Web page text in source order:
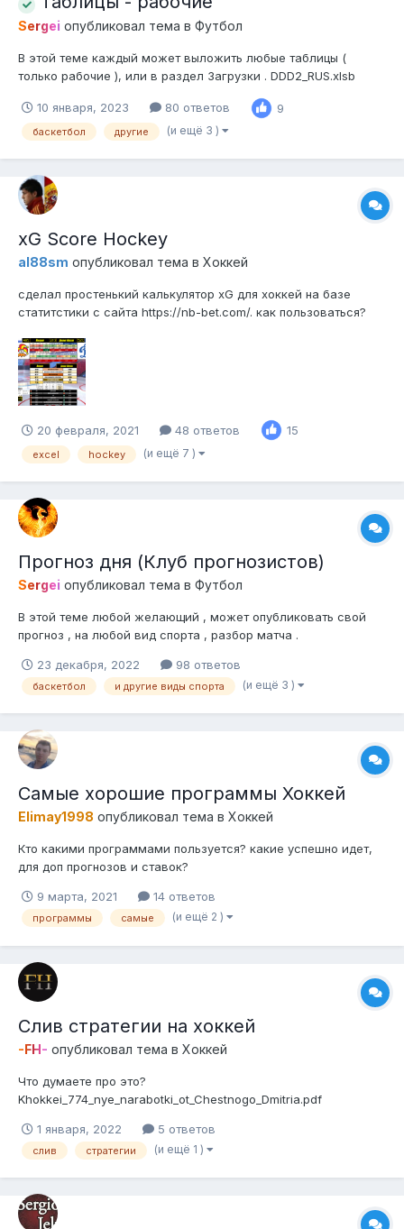
Sergei опубликовал тема в Футбол
В этой теме каждый может выложить любые таблицы (
только рабочие ), или в раздел Загрузки . DDD2_RUS.xlsb
10 января, 2023 80 ответов 9
баскетбол другие (и ещё 3 )
xG Score Hockey
al88sm опубликовал тема в Хоккей
сделал простенький калькулятор xG для хоккей на базе
статитстики с сайта https://nb-bet.com/. как пользоваться?
турнир, в турнире выбираем вкладку "Сводная" и копируем
ее всю от названия до нижнего правого значения, и
нажимаем в таблице кн...
20 февраля, 2021 48 ответов 15
excel hockey (и ещё 7 )
Прогноз дня (Клуб прогнозистов)
Sergei опубликовал тема в Футбол
В этой теме любой желающий , может опубликовать свой
прогноз , на любой вид спорта , разбор матча .
23 декабря, 2022 98 ответов
баскетбол и другие виды спорта (и ещё 3 )
Самые хорошие программы Хоккей
Elimay1998 опубликовал тема в Хоккей
Кто какими программами пользуется? какие успешно идет,
для доп прогнозов и ставок?
9 марта, 2021 14 ответов
программы самые (и ещё 2 )
Слив стратегии на хоккей
-FH- опубликовал тема в Хоккей
Что думаете про это?
Khokkei_774_nye_narabotki_ot_Chestnogo_Dmitria.pdf
1 января, 2022 5 ответов
слив стратегии (и ещё 1 )